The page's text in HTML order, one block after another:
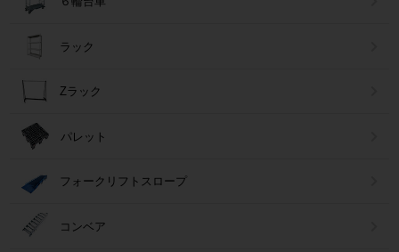
ラック
Zラック
パレット
フォークリフトスロープ
コンベア